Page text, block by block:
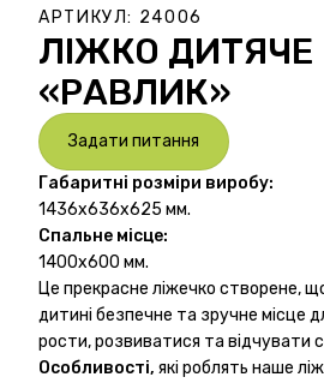
АРТИКУЛ: 24006
ЛІЖКО ДИТЯЧЕ
«РАВЛИК»
Задати питання
Габаритні розміри виробу:
1436х636х625 мм.
Спальне місце:
1400х600 мм.
Це прекрасне ліжечко створене,
дитині безпечне та зручне місце
рости, розвиватися та відчувати
Особливості, які роблять наше